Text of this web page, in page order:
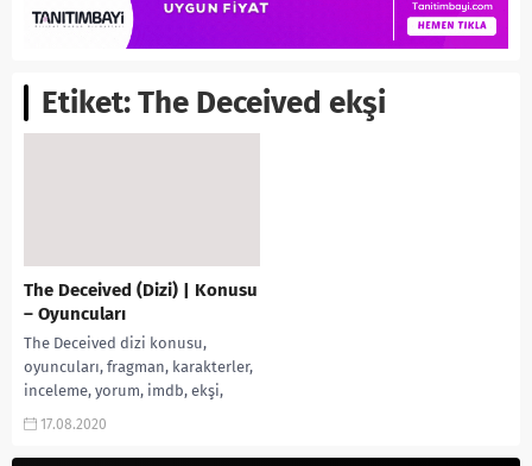
Etiket:The Deceived ekşi
The Deceived (Dizi) | Konusu
– Oyuncuları
The Deceived dizi konusu,
oyuncuları, fragman, karakterler,
inceleme, yorum, imdb, ekşi,
trailer, cast, Paul Mescal, kaç
17.08.2020